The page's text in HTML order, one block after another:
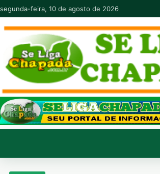
Pular para o conteúdo
segunda-feira, 10 de agosto de 2026